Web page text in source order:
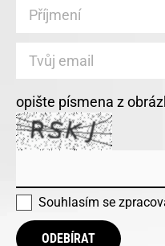
opište písmena z
Souhlasím se
ODEBÍRAT